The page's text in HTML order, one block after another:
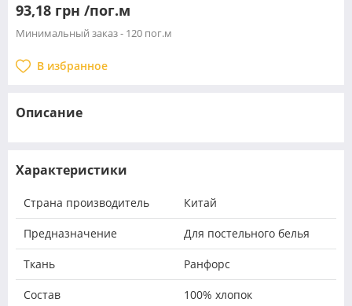
93,18 грн /пог.м
Минимальный заказ - 120 пог.м
В избранное
Описание
Характеристики
Страна производитель Китай
Предназначение Для постельного белья
Ткань Ранфорс
Состав 100% хлопок